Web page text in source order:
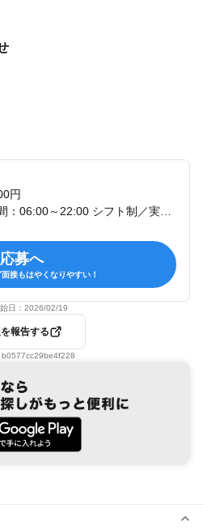
円
応募へ
接もはやくなりやすい！
日： 2026/02/19
報告する
b0577cc29be4f228